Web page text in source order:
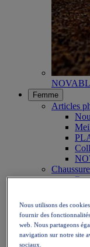
Femme
Articles
Nous utilisons des
fournir des
web. Nous partageons
navigation sur notre site
sociaux.